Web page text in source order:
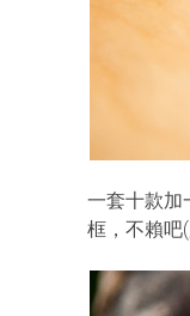
一套十款加
框，不賴吧